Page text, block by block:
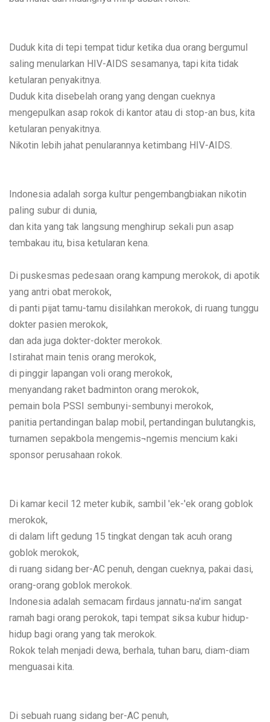
Duduk kita di tepi tempat tidur ketika dua orang bergumul
saling menularkan HIV-AIDS sesamanya, tapi kita tidak
ketularan penyakitnya.
Duduk kita disebelah orang yang dengan cueknya
mengepulkan asap rokok di kantor atau di stop-an bus, kita
ketularan penyakitnya.
Nikotin lebih jahat penularannya ketimbang HIV-AIDS.
Indonesia adalah sorga kultur pengembangbiakan nikotin
paling subur di dunia,
dan kita yang tak langsung menghirup sekali pun asap
tembakau itu, bisa ketularan kena.
Di puskesmas pedesaan orang kampung merokok, di apotik
yang antri obat merokok,
di panti pijat tamu-tamu disilahkan merokok, di ruang tunggu
dokter pasien merokok,
dan ada juga dokter-dokter merokok.
Istirahat main tenis orang merokok,
di pinggir lapangan voli orang merokok,
menyandang raket badminton orang merokok,
pemain bola PSSI sembunyi-sembunyi merokok,
panitia pertandingan balap mobil, pertandingan bulutangkis,
turnamen sepakbola mengemis¬ngemis mencium kaki
sponsor perusahaan rokok.
Di kamar kecil 12 meter kubik, sambil 'ek-'ek orang goblok
merokok,
di dalam lift gedung 15 tingkat dengan tak acuh orang
goblok merokok,
di ruang sidang ber-AC penuh, dengan cueknya, pakai dasi,
orang-orang goblok merokok.
Indonesia adalah semacam firdaus jannatu-na'im sangat
ramah bagi orang perokok, tapi tempat siksa kubur hidup-
hidup bagi orang yang tak merokok.
Rokok telah menjadi dewa, berhala, tuhan baru, diam-diam
menguasai kita.
Di sebuah ruang sidang ber-AC penuh,